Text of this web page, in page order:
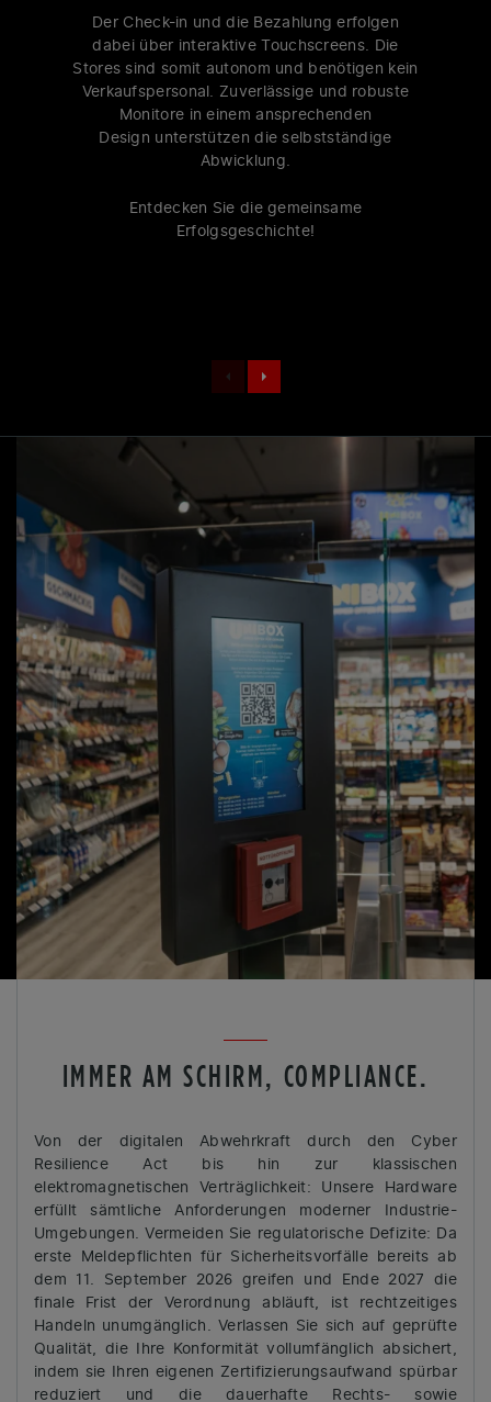
Der Check-in und die Bezahlung erfolgen
dabei über interaktive Touchscreens. Die
Stores sind somit autonom und benötigen kein
Verkaufspersonal. Zuverlässige und robuste
Monitore in einem ansprechenden
Design unterstützen die selbstständige
Abwicklung.
Entdecken Sie die gemeinsame
Erfolgsgeschichte!
IMMER AM SCHIRM, COMPLIANCE.
Von der digitalen Abwehrkraft durch den Cyber
Resilience Act bis hin zur klassischen
elektromagnetischen Verträglichkeit: Unsere Hardware
erfüllt sämtliche Anforderungen moderner Industrie-
Umgebungen. Vermeiden Sie regulatorische Defizite: Da
erste Meldepflichten für Sicherheitsvorfälle bereits ab
dem 11. September 2026 greifen und Ende 2027 die
finale Frist der Verordnung abläuft, ist rechtzeitiges
Handeln unumgänglich. Verlassen Sie sich auf geprüfte
Qualität, die Ihre Konformität vollumfänglich absichert,
indem sie Ihren eigenen Zertifizierungsaufwand spürbar
reduziert und die dauerhafte Rechts- sowie